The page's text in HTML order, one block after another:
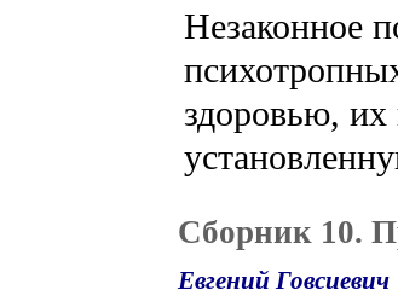
Незаконное
здоровью, их
Сборник 10.
Евгений Говсиевич